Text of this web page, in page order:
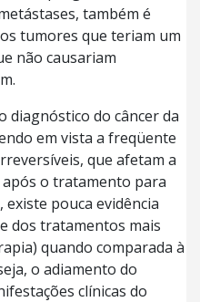
também é
tumores que teriam um
não causariam
diagnóstico do câncer da
em vista a freqüente
que afetam a
após o tratamento para
pouca evidência
dos tratamentos mais
quando comparada à
o adiamento do
clínicas do